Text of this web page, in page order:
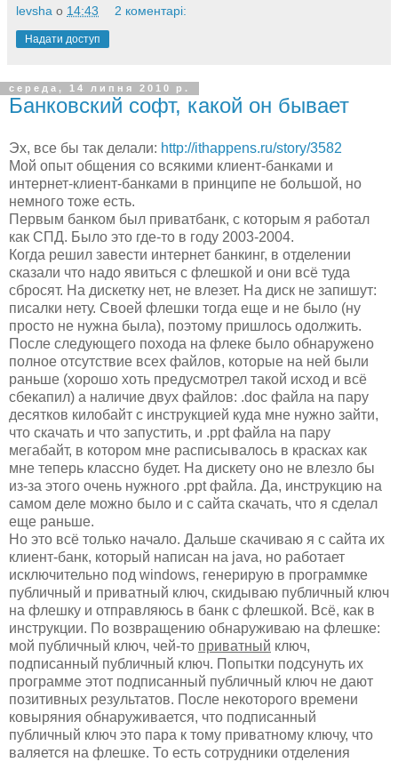
levsha о 14:43 2 коментарі:
Надати доступ
середа, 14 липня 2010 р.
Банковский софт, какой он бывает
Эх, все бы так делали: http://ithappens.ru/story/3582
Мой опыт общения со всякими клиент-банками и
интернет-клиент-банками в принципе не большой, но
немного тоже есть.
Первым банком был приватбанк, с которым я работал
как СПД. Было это где-то в году 2003-2004.
Когда решил завести интернет банкинг, в отделении
сказали что надо явиться с флешкой и они всё туда
сбросят. На дискетку нет, не влезет. На диск не запишут:
писалки нету. Своей флешки тогда еще и не было (ну
просто не нужна была), поэтому пришлось одолжить.
После следующего похода на флеке было обнаружено
полное отсутствие всех файлов, которые на ней были
раньше (хорошо хоть предусмотрел такой исход и всё
сбекапил) а наличие двух файлов: .doc файла на пару
десятков килобайт с инструкцией куда мне нужно зайти,
что скачать и что запустить, и .ppt файла на пару
мегабайт, в котором мне расписывалось в красках как
мне теперь классно будет. На дискету оно не влезло бы
из-за этого очень нужного .ppt файла. Да, инструкцию на
самом деле можно было и с сайта скачать, что я сделал
еще раньше.
Но это всё только начало. Дальше скачиваю я с сайта их
клиент-банк, который написан на java, но работает
исключительно под windows, генерирую в программке
публичный и приватный ключ, скидываю публичный ключ
на флешку и отправляюсь в банк с флешкой. Всё, как в
инструкции. По возвращению обнаруживаю на флешке:
мой публичный ключ, чей-то приватный ключ,
подписанный публичный ключ. Попытки подсунуть их
программе этот подписанный публичный ключ не дают
позитивных результатов. После некоторого времени
ковыряния обнаруживается, что подписанный
публичный ключ это пара к тому приватному ключу, что
валяется на флешке. То есть сотрудники отделения